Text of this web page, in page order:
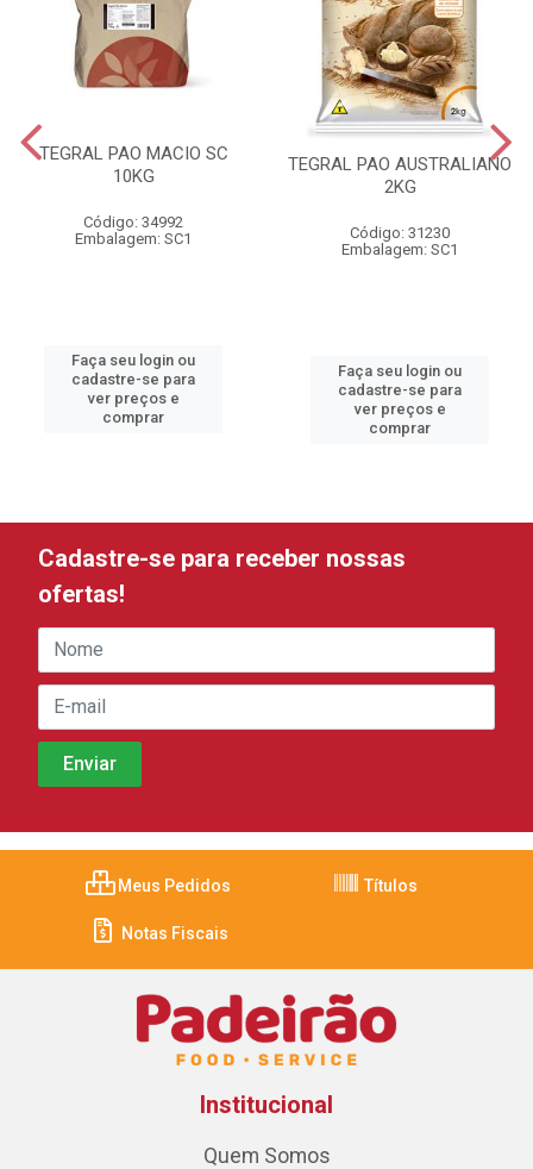
TEGRAL PAO MACIO SC
10KG
Código: 34992
Embalagem: SC1
Faça seu login ou
cadastre-se para
ver preços e
comprar
TEGRAL PAO AUSTRALIANO
2KG
Código: 31230
Embalagem: SC1
Faça seu login ou
cadastre-se para
ver preços e
comprar
Cadastre-se para receber nossas
ofertas!
Meus Pedidos Títulos
Notas Fiscais
Institucional
Quem Somos